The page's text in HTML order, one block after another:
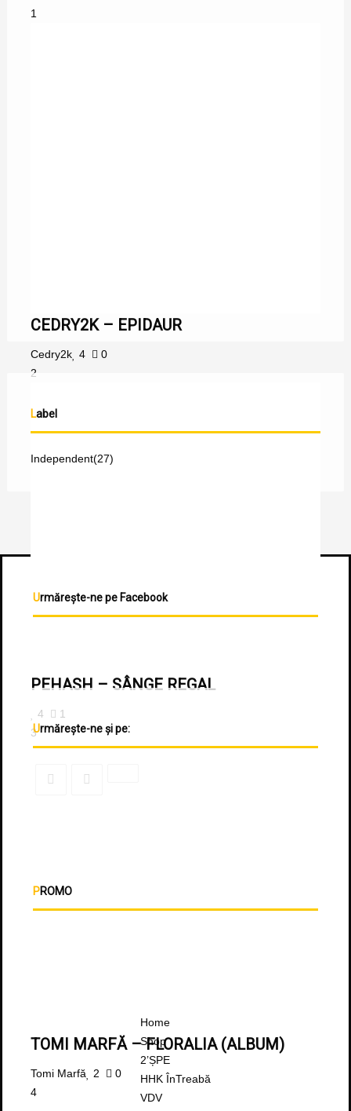
1
CEDRY2K – EPIDAUR
Cedry2k 4
0
2
PEHASH – SÂNGE REGAL
4
1
3
TOMI MARFĂ – FLORALIA (ALBUM)
Tomi Marfă 2
0
4
Label
Independent(27)
Urmărește-ne pe Facebook
Urmărește-ne și pe:
PROMO
Home
Shop
2’ȘPE
HHK ÎnTreabă
VDV